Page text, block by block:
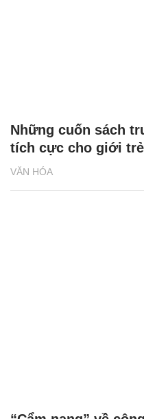
VĂN HÓA
Những cuốn sách
tích cực cho giới trẻ